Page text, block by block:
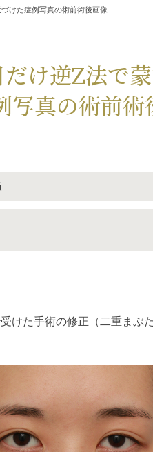
けた症例写真の術前術後画像
け逆Z法で
写真の術前術
けた手術の修正（二重まぶ